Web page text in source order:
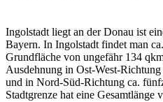
Ingolstadt liegt an der Donau ist
Bayern. In Ingolstadt findet man
Grundfläche von ungefähr 134
Ausdehnung in Ost-West-
und in Nord-Süd-Richtung ca.
Stadtgrenze hat eine Gesamtlänge